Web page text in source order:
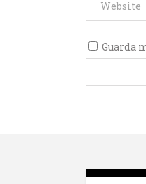
Guarda